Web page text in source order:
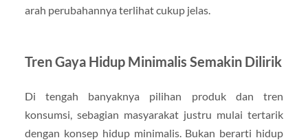
arah perubahannya terlihat cukup jelas.
Tren Gaya Hidup Minimalis Semakin Dilirik
Di tengah banyaknya pilihan produk dan tren
konsumsi, sebagian masyarakat justru mulai tertarik
dengan konsep hidup minimalis. Bukan berarti hidup